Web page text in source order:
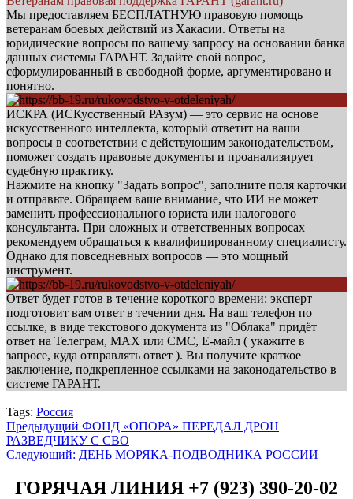
Мы предоставляем БЕСПЛАТНУЮ правовую помощь
ветеранам боевых действий из Хакасии. Ответы на
юридические вопросы по вашему запросу на основании банка
данных системы ГАРАНТ. Задайте свой вопрос,
сформулированный в свободной форме, аргументировано и
понятно.
ИСКРА (ИСКусственный РАзум) — это сервис на основе
искусственного интеллекта, который ответит на ваши
вопросы в соответствии с действующим законодательством,
поможет создать правовые документы и проанализирует
судебную практику.
Нажмите на кнопку "Задать вопрос", заполните поля карточки
и отправьте. Обращаем ваше внимание, что ИИ не может
заменить профессионального юриста или налогового
консультанта. При сложных и ответственных вопросах
рекомендуем обращаться к квалифицированному специалисту.
Однако для повседневных вопросов — это мощный
инструмент.
Ответ будет готов в течение короткого времени: эксперт
подготовит вам ответ в течении дня. На ваш телефон по
ссылке, в виде текстового документа из "Облака" придёт
ответ на Телеграм, МАХ или СМС, Е-майл ( укажите в
запросе, куда отправлять ответ ). Вы получите краткое
заключение, подкрепленное ссылками на законодательство в
системе ГАРАНТ.
Tags: Россия
Навигация
записи
Предыдущий ФОНД «ОПОРА» ПЕРЕДАЛ ДРОН
РАЗВЕДЧИКУ С СВО
Следующий: ДЕНЬ МОРЯКА-ПОДВОДНИКА РОССИИ
ГОРЯЧАЯ ЛИНИЯ +7 (923) 390-20-02